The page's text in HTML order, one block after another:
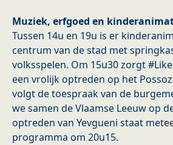
Muziek, erfgoed en
Tussen 14u en 19u is er
centrum van de stad met
volksspelen. Om 15u30 zorgt
een vrolijk optreden op het
volgt de toespraak van de
we samen de Vlaamse Leeuw op
optreden van Yevgueni staat
programma om 20u15.